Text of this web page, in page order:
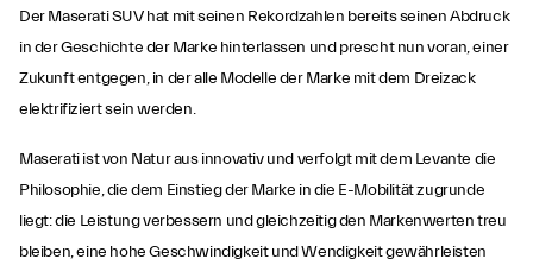
Der Maserati SUV hat mit seinen Rekordzahlen bereits seinen Abdruck
in der Geschichte der Marke hinterlassen und prescht nun voran, einer
Zukunft entgegen, in der alle Modelle der Marke mit dem Dreizack
elektrifiziert sein werden.
Maserati ist von Natur aus innovativ und verfolgt mit dem Levante die
Philosophie, die dem Einstieg der Marke in die E-Mobilität zugrunde
liegt: die Leistung verbessern und gleichzeitig den Markenwerten treu
bleiben, eine hohe Geschwindigkeit und Wendigkeit gewährleisten